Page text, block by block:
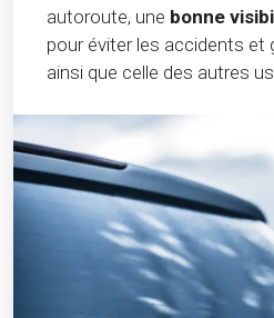
autoroute, une bonne
pour éviter les accidents et
ainsi que celle des autres